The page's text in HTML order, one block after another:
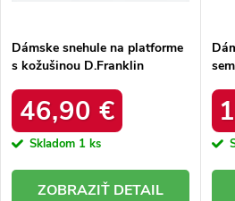
Dámske snehule na platforme
s kožušinou D.Franklin
46,90 €
Skladom 1 ks
DETAIL